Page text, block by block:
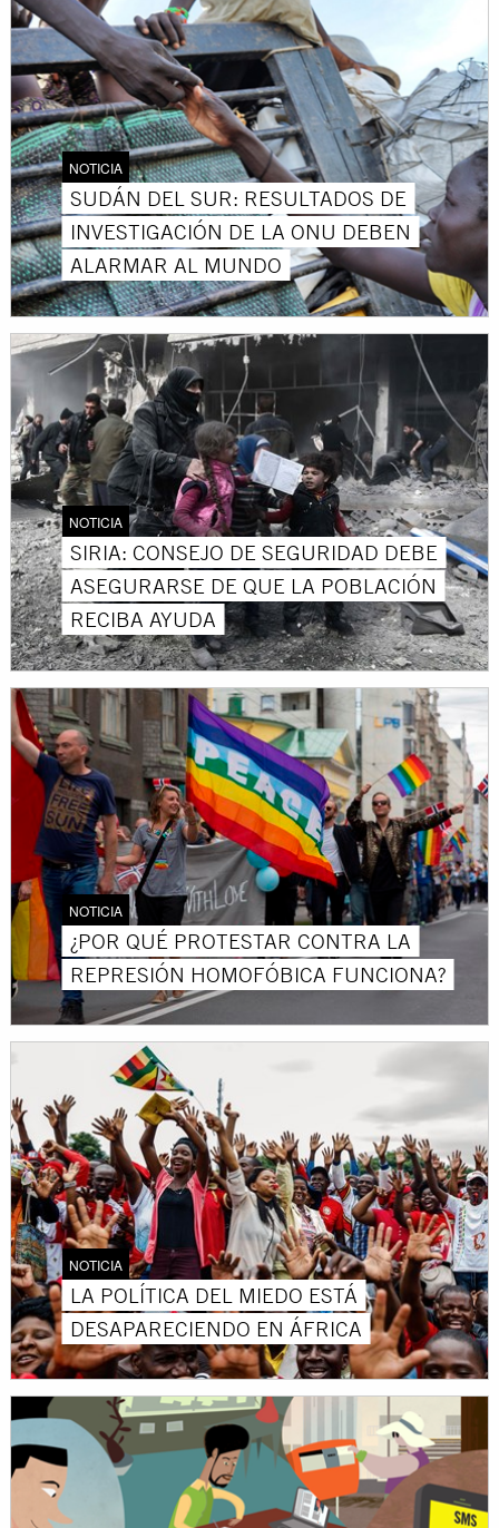
NOTICIA
SUDÁN DEL SUR: RESULTADOS DE
INVESTIGACIÓN DE LA ONU DEBEN
ALARMAR AL MUNDO
NOTICIA
SIRIA: CONSEJO DE SEGURIDAD DEBE
ASEGURARSE DE QUE LA POBLACIÓN
RECIBA AYUDA
NOTICIA
¿POR QUÉ PROTESTAR CONTRA LA
REPRESIÓN HOMOFÓBICA FUNCIONA?
NOTICIA
LA POLÍTICA DEL MIEDO ESTÁ
DESAPARECIENDO EN ÁFRICA